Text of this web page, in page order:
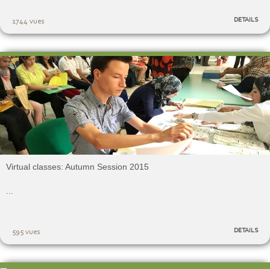
1744 vues DETAILS
Virtual classes: Autumn Session 2015
595 vues DETAILS